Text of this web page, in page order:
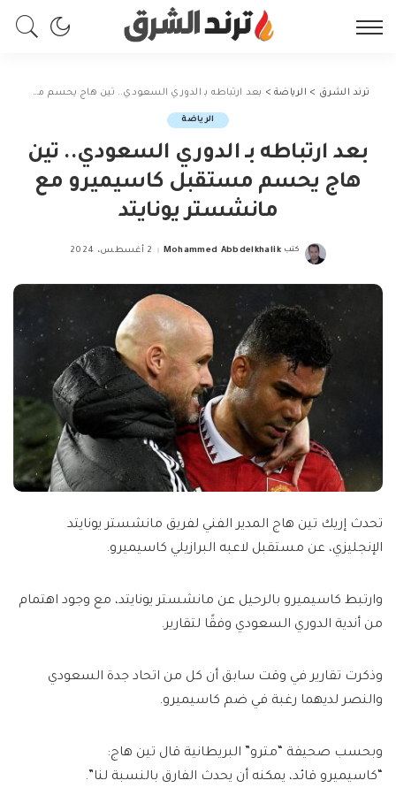
ترند الشرق > الرياضة> بعد ارتباطه بـ الدوري السعودي.. تين هاج يحسم مستقبل كاسيميرو مع مانشستر يونايتد
الرياضة
بعد ارتباطه بـ الدوري السعودي.. تين
هاج يحسم مستقبل كاسيميرو مع
مانشستر يونايتد
Posted
كتب Mohammed Abbdelkhalik 2 أغسطس، 2024
تحدث إريك تين هاج المدير الفني لفريق مانشستر يونايتد
الإنجليزي، عن مستقبل لاعبه البرازيلي كاسيميرو.
وارتبط كاسيميرو بالرحيل عن مانشستر يونايتد، مع وجود اهتمام
من أندية الدوري السعودي وفقًا لتقارير.
وذكرت تقارير في وقت سابق أن كل من اتحاد جدة السعودي
والنصر لديهما رغبة في ضم كاسيميرو.
وبحسب صحيفة “مترو” البريطانية قال تين هاج:
“كاسيميرو قائد، يمكنه أن يحدث الفارق بالنسبة لنا”.